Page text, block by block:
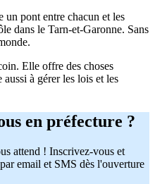
un pont entre chacun et les
dans le Tarn-et-Garonne. Sans
Elle offre des choses
à gérer les lois et les
en préfecture ?
attend ! Inscrivez-vous et
email et SMS dès l'ouverture